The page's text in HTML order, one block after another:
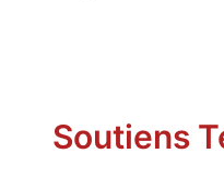
Soutiens